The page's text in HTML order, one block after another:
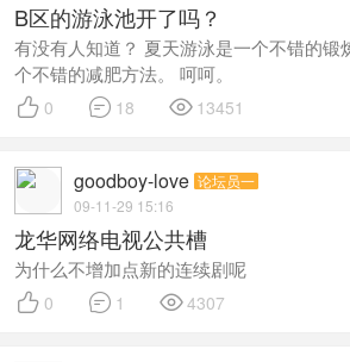
B区的游泳池开了吗？
有没有人知道？ 夏天游泳是一个不错的锻
个不错的减肥方法。 呵呵。
 0  18  13451
goodboy-love 论坛员一
09-11-29 15:16
龙华网络电视公共槽
为什么不增加点新的连续剧呢
 0  1 4307